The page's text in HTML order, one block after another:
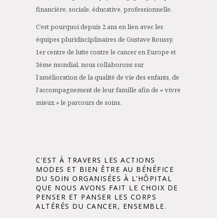
financière, sociale, éducative, professionnelle.
C’est pourquoi depuis 2 ans en lien avec les
équipes pluridisciplinaires de Gustave Roussy,
1er centre de lutte contre le cancer en Europe et
3ème mondial, nous collaborons sur
l’amélioration de la qualité de vie des enfants, de
l’accompagnement de leur famille afin de « vivre
mieux » le parcours de soins.
C’EST À TRAVERS LES ACTIONS
MODES ET BIEN ÊTRE AU BÉNÉFICE
DU SOIN ORGANISÉES À L’HÔPITAL
QUE NOUS AVONS FAIT LE CHOIX DE
PENSER ET PANSER LES CORPS
ALTÉRÉS DU CANCER, ENSEMBLE.